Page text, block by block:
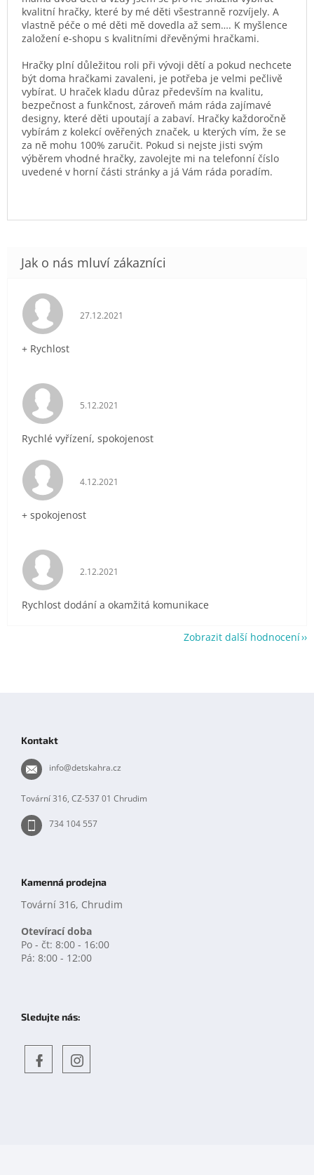
kvalitní hračky, které by mé děti všestranně rozvíjely. A
vlastně péče o mé děti mě dovedla až sem…. K myšlence
založení e-shopu s kvalitními dřevěnými hračkami.
Hračky plní důležitou roli při vývoji dětí a pokud nechcete
být doma hračkami zavaleni, je potřeba je velmi pečlivě
vybírat. U hraček kladu důraz především na kvalitu,
bezpečnost a funkčnost, zároveň mám ráda zajímavé
designy, které děti upoutají a zabaví. Hračky každoročně
vybírám z kolekcí ověřených značek, u kterých vím, že se
za ně mohu 100% zaručit. Pokud si nejste jisti svým
výběrem vhodné hračky, zavolejte mi na telefonní číslo
uvedené v horní části stránky a já Vám ráda poradím.
Hodnocení obchodu je 5 z 5 hvězdiček.
27.12.2021
+ Rychlost
Hodnocení obchodu je 5 z 5 hvězdiček.
5.12.2021
Rychlé vyřízení, spokojenost
Hodnocení obchodu je 5 z 5 hvězdiček.
4.12.2021
+ spokojenost
Hodnocení obchodu je 5 z 5 hvězdiček.
2.12.2021
Rychlost dodání a okamžitá komunikace
Zobrazit další hodnocení
Kontakt
info@detskahra.cz
Tovární 316, CZ-537 01 Chrudim
734 104 557
Kamenná prodejna
Tovární 316, Chrudim
Otevírací doba
Po - čt: 8:00 - 16:00
Pá: 8:00 - 12:00
Sledujte nás: